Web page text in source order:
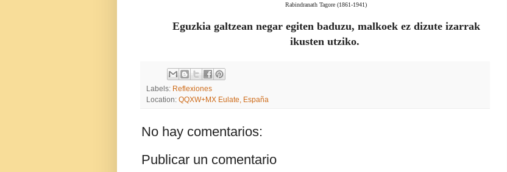
Rabindranath Tagore (1861-1941)
Eguzkia galtzean negar egiten baduzu, malkoek ez dizute izarrak
ikusten utziko.
Labels: Reflexiones
Location: QQXW+MX Eulate, España
No hay comentarios:
Publicar un comentario